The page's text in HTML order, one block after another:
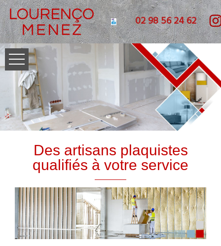
02 98 56 24 62
Des artisans plaquistes
qualifiés à votre service